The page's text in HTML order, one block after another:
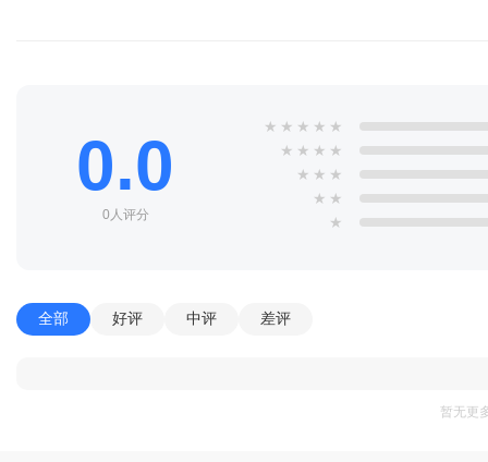
0.0
0人评分
★ ★ ★ ★ ★
★ ★ ★ ★
★ ★ ★
★ ★
★
全部 好评 中评 差评
暂无更